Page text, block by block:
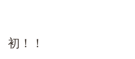
初！！